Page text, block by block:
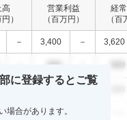
高
）
営業利益
（百万円）
経
（
－ 3,400 － 3,620
000 000
－ 000
に登録するとご覧
合があります。